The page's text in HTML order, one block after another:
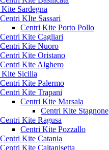
Sardegna
Centri KIte Sassari
Centri Kite Porto Pollo
Centri Kite Cagliari
Centri Kite Nuoro
Centri Kite Oristano
Centri Kite Alghero
Kite Sicilia
Centri Kite Palermo
Centri Kite Trapani
Centri Kite Marsala
Centri Kite Stagnone
Centri Kite Ragusa
Centri Kite Pozzallo
Centri Kite Catania
Centri Kite Caltanisetta